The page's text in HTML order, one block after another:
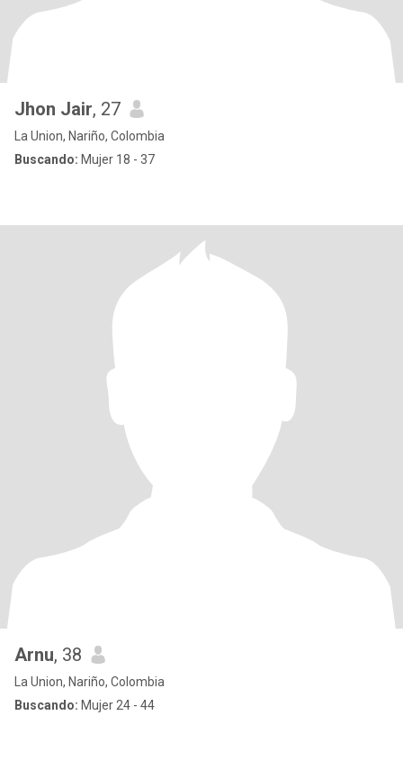
Jhon Jair, 27
La Union, Nariño, Colombia
Buscando: Mujer 18 - 37
Arnu, 38
La Union, Nariño, Colombia
Buscando: Mujer 24 - 44